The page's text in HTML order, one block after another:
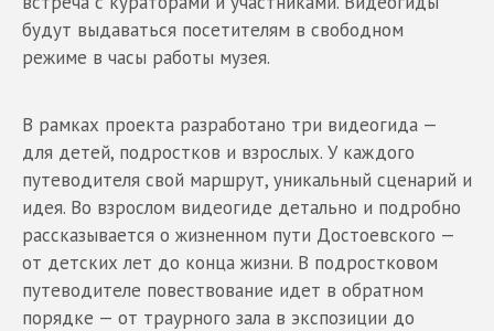
будут выдаваться посетителям в свободном
режиме в часы работы музея.
В рамках проекта разработано три видеогида —
для детей, подростков и взрослых. У каждого
путеводителя свой маршрут, уникальный сценарий и
идея. Во взрослом видеогиде детально и подробно
рассказывается о жизненном пути Достоевского —
от детских лет до конца жизни. В подростковом
путеводителе повествование идет в обратном
порядке — от траурного зала в экспозиции до